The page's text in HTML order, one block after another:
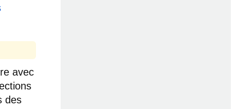
avec
des